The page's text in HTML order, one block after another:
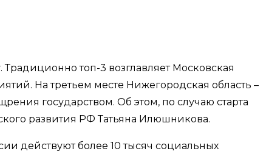
топ-3 возглавляет Московская
На третьем месте Нижегородская область –
государством. Об этом, по случаю старта
развития РФ Татьяна Илюшникова.
действуют более 10 тысяч социальных